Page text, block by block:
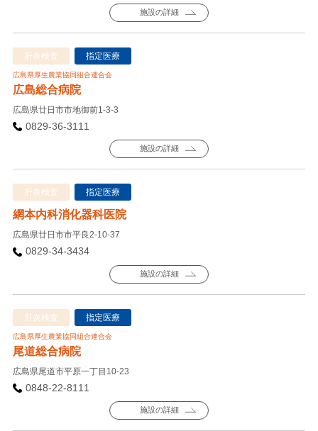
施設の詳細
肝炎検査 指定医療
広島県厚生農業協同組合連合会
広島総合病院
広島県廿日市市地御前1-3-3
0829-36-3111
施設の詳細
肝炎検査 指定医療
網本内科消化器科医院
広島県廿日市市平良2-10-37
0829-34-3434
施設の詳細
肝炎検査 指定医療
広島県厚生農業協同組合連合会
尾道総合病院
広島県尾道市平原一丁目10-23
0848-22-8111
施設の詳細